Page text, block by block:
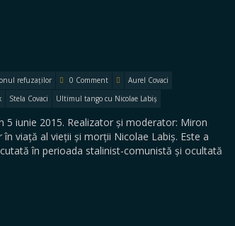
refuzaților 0 Comment
Aurel Covaci
Stela Covaci Ultimul tango cu Nicolae Labiș
5 iunie 2015. Realizator și moderator: Miron
viață al vieții și morții Nicolae Labiș. Este a
în perioada stalinist-comunistă și ocultată